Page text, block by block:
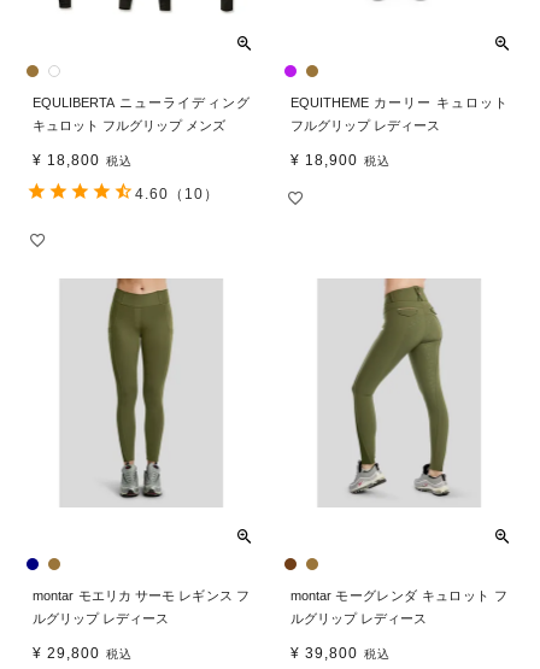
EQULIBERTA ニューライディング
キュロット フルグリップ メンズ
¥ 18,800 税込
4.60 （10）
EQUITHEME カーリー キュロット
フルグリップ レディース
¥ 18,900 税込
montar モエリカ サーモ レギンス フ
ルグリップ レディース
¥ 29,800 税込
montar モーグレンダ キュロット フ
ルグリップ レディース
¥ 39,800 税込